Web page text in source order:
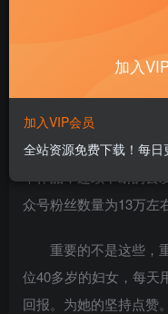
享，我依然推荐他去了
本身我也是一个有
直在学习，一直关注这
众号粉丝数量为13万左
重要的不是这些，
位40多岁的妇女，每天
回报。为她的坚持点赞。
加入
加入VIP会员
全站资源免费下载！每